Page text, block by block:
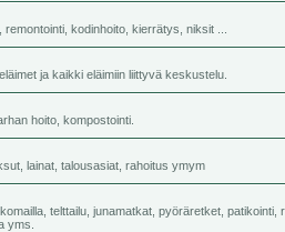
kodinhoito, kierrätys, niksit ...
ja kaikki eläimiin liittyvä keskustelu.
hoito, kompostointi.
lainat, talousasiat, rahoitus ymym
telttailu, junamatkat, pyöräretket, patikointi,
yms.